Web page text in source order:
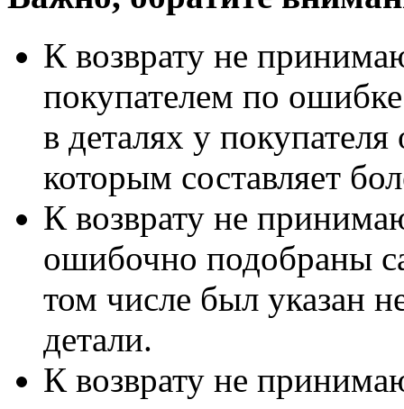
К возврату не
покупателем по
в деталях у
которым составляет
К возврату не
ошибочно подобраны
том числе был указан
детали.
К возврату не